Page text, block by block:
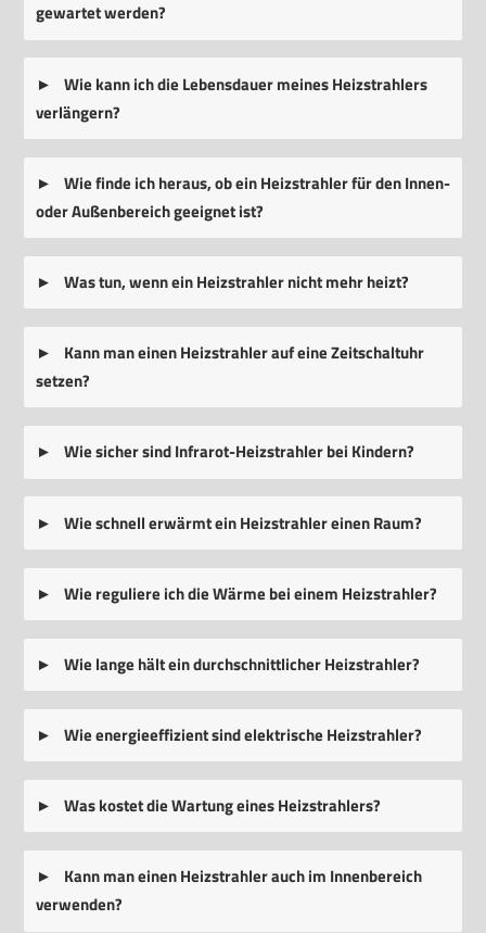
gewartet werden?
Wie kann ich die Lebensdauer meines Heizstrahlers
verlängern?
Wie finde ich heraus, ob ein Heizstrahler für den Innen-
oder Außenbereich geeignet ist?
Was tun, wenn ein Heizstrahler nicht mehr heizt?
Kann man einen Heizstrahler auf eine Zeitschaltuhr
setzen?
Wie sicher sind Infrarot-Heizstrahler bei Kindern?
Wie schnell erwärmt ein Heizstrahler einen Raum?
Wie reguliere ich die Wärme bei einem Heizstrahler?
Wie lange hält ein durchschnittlicher Heizstrahler?
Wie energieeffizient sind elektrische Heizstrahler?
Was kostet die Wartung eines Heizstrahlers?
Kann man einen Heizstrahler auch im Innenbereich
verwenden?